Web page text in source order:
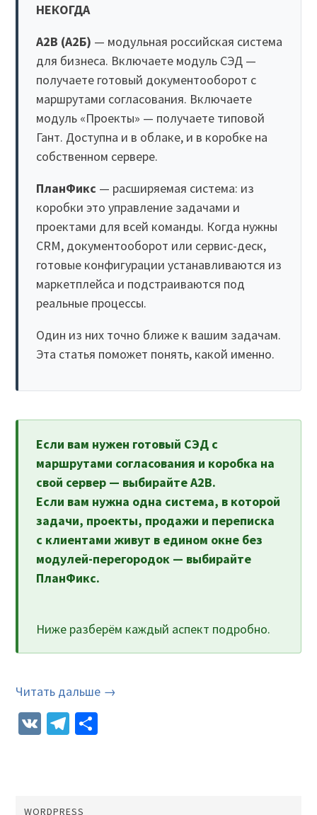
НЕКОГДА
A2B (А2Б) — модульная российская система
для бизнеса. Включаете модуль СЭД —
получаете готовый документооборот с
маршрутами согласования. Включаете
модуль «Проекты» — получаете типовой
Гант. Доступна и в облаке, и в коробке на
собственном сервере.
ПланФикс — расширяемая система: из
коробки это управление задачами и
проектами для всей команды. Когда нужны
CRM, документооборот или сервис-деск,
готовые конфигурации устанавливаются из
маркетплейса и подстраиваются под
реальные процессы.
Один из них точно ближе к вашим задачам.
Эта статья поможет понять, какой именно.
Если вам нужен готовый СЭД с
маршрутами согласования и коробка на
свой сервер — выбирайте A2B.
Если вам нужна одна система, в которой
задачи, проекты, продажи и переписка
с клиентами живут в едином окне без
модулей-перегородок — выбирайте
ПланФикс.
Ниже разберём каждый аспект подробно.
Читать дальше →
VK Telegram
WORDPRESS